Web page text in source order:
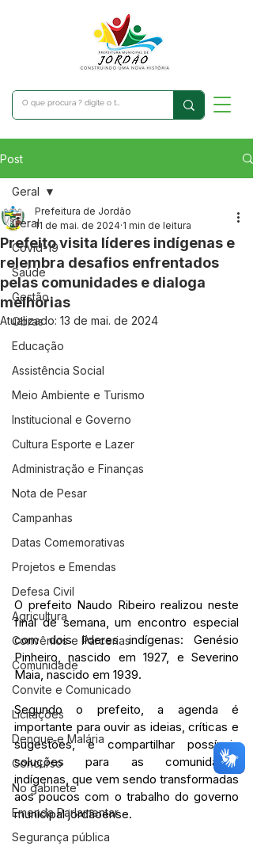
Post
Geral
Covid-19
Saúde
Gestão
Obras
Educação
Assistência Social
Meio Ambiente e Turismo
Institucional e Governo
Cultura Esporte e Lazer
Administração e Finanças
Nota de Pesar
Campanhas
Datas Comemorativas
Projetos e Emendas
Defesa Civil
Agricultura
Convênios e Parcerias
Comunidade
Convite e Comunicado
Licitações
Dengue e Malária
Concurso
No gabinete
Emenda Parlamentar
Segurança pública
Geral
Prefeito visita líderes indígenas e
relembra desafios enfrentados
pelas comunidades e dialoga
melhorias
Prefeitura de Jordão
11 de mai. de 2024 1 min de leitura
Atualizado: 13 de mai. de 2024
O prefeito Naudo Ribeiro realizou neste
final de semana, um encontro especial
com dois líderes indígenas: Genésio
Pinheiro, nascido em 1927, e Severino
Maia, nascido em 1939.
Segundo o prefeito, a agenda é
importante para ouvir as ideias, críticas e
sugestões, e compartilhar possíveis
soluções para as comunidades
indígenas, que vem sendo transformadas
aos poucos com o trabalho do governo
municipal jordãoense.